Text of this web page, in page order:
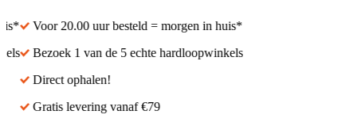
Voor 20.00 uur besteld = morgen in huis*
Bezoek 1 van de 5 echte hardloopwinkels
Direct ophalen!
Gratis levering vanaf €79